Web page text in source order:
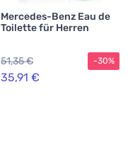
Mercedes-Benz Eau de
Toilette für Herren
51,35 €
35,91 €
-30%